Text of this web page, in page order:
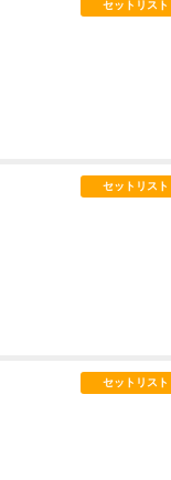
セットリスト
セットリスト
セットリスト